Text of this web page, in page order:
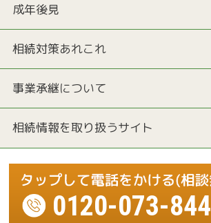
成年後見
相続対策あれこれ
事業承継について
相続情報を取り扱うサイト
0120-073-844